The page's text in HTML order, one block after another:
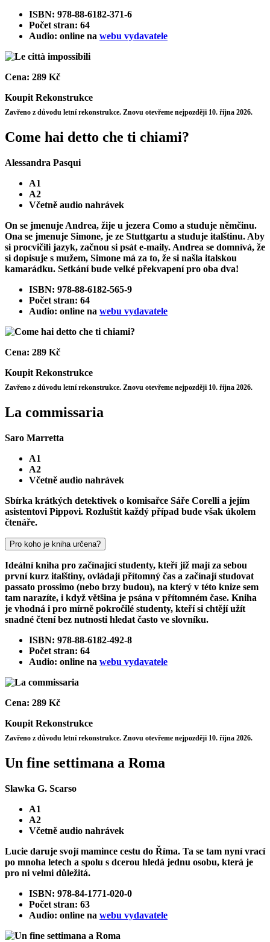
ISBN: 978-88-6182-371-6
Počet stran: 64
Audio: online na webu vydavatele
Cena: 289 Kč
Koupit Rekonstrukce
Zavřeno z důvodu letní rekonstrukce. Znovu otevřeme nejpozději 10. října 2026.
Come hai detto che ti chiami?
Alessandra Pasqui
A1
A2
Včetně audio nahrávek
On se jmenuje Andrea, žije u jezera Como a studuje němčinu.
Ona se jmenuje Simone, je ze Stuttgartu a studuje italštinu. Aby
si procvičili jazyk, začnou si psát e-maily. Andrea se domnívá, že
si dopisuje s mužem, Simone má za to, že si našla italskou
kamarádku. Setkání bude velké překvapení pro oba dva!
ISBN: 978-88-6182-565-9
Počet stran: 64
Audio: online na webu vydavatele
Cena: 289 Kč
Koupit Rekonstrukce
Zavřeno z důvodu letní rekonstrukce. Znovu otevřeme nejpozději 10. října 2026.
La commissaria
Saro Marretta
A1
A2
Včetně audio nahrávek
Sbírka krátkých detektivek o komisařce Sáře Corelli a jejím
asistentovi Pippovi. Rozluštit každý případ bude však úkolem
čtenáře.
Pro koho je kniha určena?
Ideální kniha pro začínající studenty, kteří již mají za sebou
první kurz italštiny, ovládají přítomný čas a začínají studovat
passato prossimo (nebo brzy budou), na který v této knize sem
tam narazíte, i když většina je psána v přítomném čase. Kniha
je vhodná i pro mírně pokročilé studenty, kteří si chtějí užít
snadné čtení bez nutnosti hledat často ve slovníku.
ISBN: 978-88-6182-492-8
Počet stran: 64
Audio: online na webu vydavatele
Cena: 289 Kč
Koupit Rekonstrukce
Zavřeno z důvodu letní rekonstrukce. Znovu otevřeme nejpozději 10. října 2026.
Un fine settimana a Roma
Slawka G. Scarso
A1
A2
Včetně audio nahrávek
Lucie daruje svojí mamince cestu do Říma. Ta se tam nyní vrací
po mnoha letech a spolu s dcerou hledá jednu osobu, která je
pro ni velmi důležitá.
ISBN: 978-84-1771-020-0
Počet stran: 63
Audio: online na webu vydavatele